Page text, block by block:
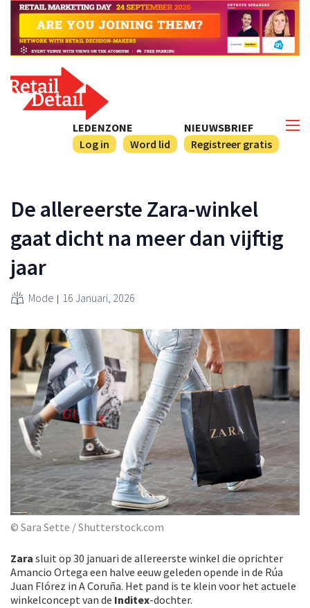
NIEUWSBRIEF
Registreer gratis
LEDENZONE
Log in
Word lid
De allereerste Zara-winkel
gaat dicht na meer dan vijftig
jaar
Mode 16 Januari, 2026
© Sara Sette / Shutterstock.com
Zara sluit op 30 januari de allereerste winkel die oprichter
Amancio Ortega een halve eeuw geleden opende in de Rúa
Juan Flórez in A Coruña. Het pand is te klein voor het actuele
winkelconcept van de Inditex-dochter.